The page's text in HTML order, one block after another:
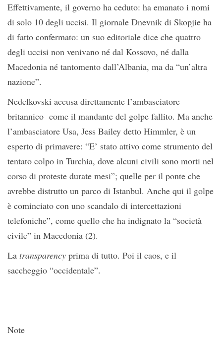
Effettivamente, il governo ha ceduto: ha emanato i nomi
di solo 10 degli uccisi. Il giornale Dnevnik di Skopjie ha
di fatto confermato: un suo editoriale dice che quattro
degli uccisi non venivano né dal Kossovo, né dalla
Macedonia né tantomento dall’Albania, ma da “un’altra
nazione”.
Nedelkovski accusa direttamente l’ambasciatore
britannico come il mandante del golpe fallito. Ma anche
l’ambasciatore Usa, Jess Bailey detto Himmler, è un
esperto di primavere: “E’ stato attivo come strumento del
tentato colpo in Turchia, dove alcuni civili sono morti nel
corso di proteste durate mesi”; quelle per il ponte che
avrebbe distrutto un parco di Istanbul. Anche qui il golpe
è cominciato con uno scandalo di intercettazioni
telefoniche”, come quello che ha indignato la “società
civile” in Macedonia (2).
La transparency prima di tutto. Poi il caos, e il
saccheggio “occidentale”.
Note